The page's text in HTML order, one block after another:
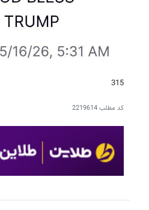
315
کد مطلب2219614